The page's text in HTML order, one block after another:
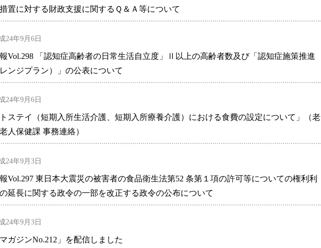
置に対する財政支援に関するＱ＆Ａ等について
24年9月6日
Vol.298 「認知症高齢者の日常生活自立度」Ⅱ以上の高齢者数及び「認知症施策推進
ンジプラン）」の公表について
24年9月6日
ステイ（短期入所生活介護、短期入所療養介護）における食費の設定について」（老
人保健課 事務連絡）
24年9月3日
Vol.297 東日本大震災の被害者の食品衛生法第52 条第１項の許可等についての権利利
延長に関する政令の一部を改正する政令の公布について
24年9月3日
ガジンNo.212」を配信しました